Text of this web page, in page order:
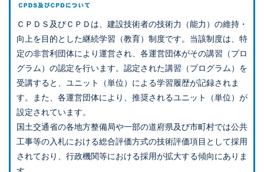
ＣＰＤＳ及びＣＰＤは、建設技術者の技術力（能力）の維持・
向上を目的とした継続学習（教育）制度です。当該制度は、特
定の非営利団体により運営され、各運営団体がその講習（プロ
グラム）の認定を行います。認定された講習（プログラム）を
受講すると、ユニット（単位）による学習履歴が記録されま
す。また、各運営団体により、推奨されるユニット（単位）が
設定されています。
国土交通省の各地方整備局や一部の道府県及び市町村では公共
工事等の入札における総合評価方式の技術評価項目として採用
されており、行政機関等における採用が拡大する傾向にありま